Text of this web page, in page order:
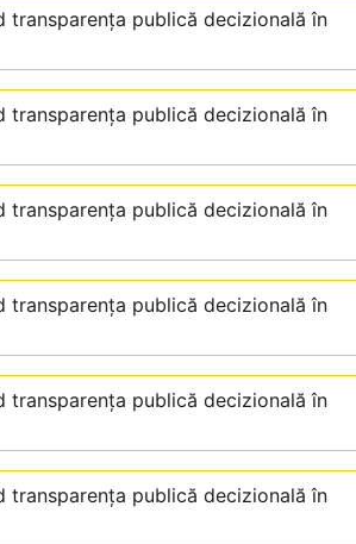
publică decizională în
publică decizională în
publică decizională în
publică decizională în
publică decizională în
publică decizională în